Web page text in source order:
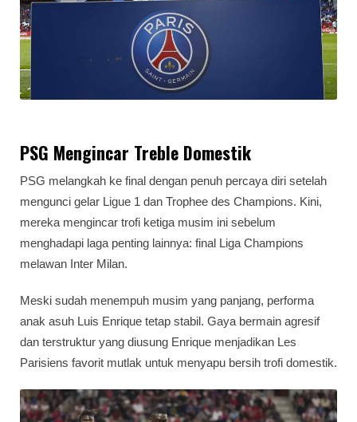
PSG Mengincar Treble Domestik
PSG melangkah ke final dengan penuh percaya diri setelah
mengunci gelar Ligue 1 dan Trophee des Champions. Kini,
mereka mengincar trofi ketiga musim ini sebelum
menghadapi laga penting lainnya: final Liga Champions
melawan Inter Milan.
Meski sudah menempuh musim yang panjang, performa
anak asuh Luis Enrique tetap stabil. Gaya bermain agresif
dan terstruktur yang diusung Enrique menjadikan Les
Parisiens favorit mutlak untuk menyapu bersih trofi domestik.